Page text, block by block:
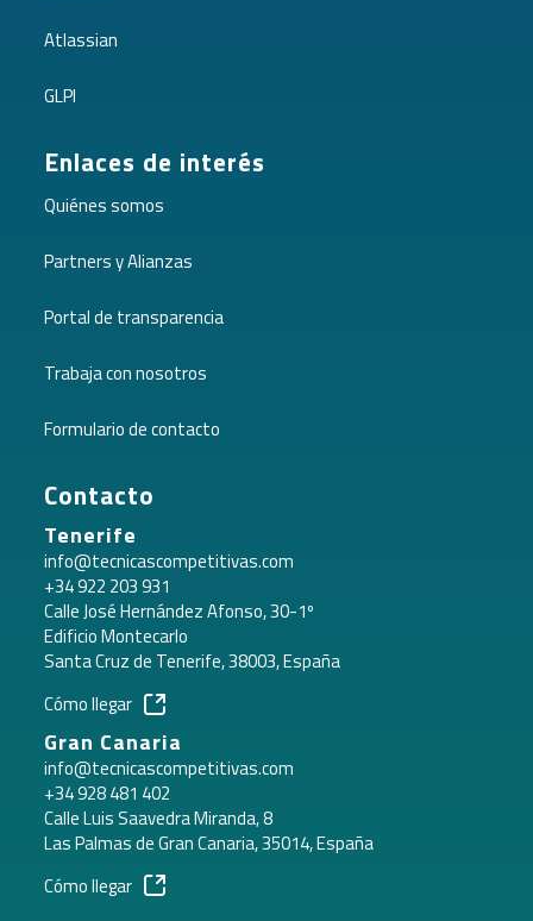
Atlassian
GLPI
Enlaces de interés
Quiénes somos
Partners y Alianzas
Portal de transparencia
Trabaja con nosotros
Formulario de contacto
Contacto
Tenerife
info@tecnicascompetitivas.com
+34 922 203 931
Calle José Hernández Afonso, 30-1º
Edificio Montecarlo
Santa Cruz de Tenerife, 38003, España
Cómo llegar
Gran Canaria
info@tecnicascompetitivas.com
+34 928 481 402
Calle Luis Saavedra Miranda, 8
Las Palmas de Gran Canaria, 35014, España
Cómo llegar